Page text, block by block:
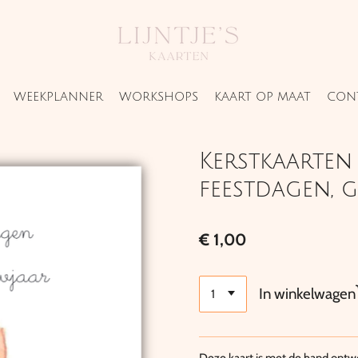
WEEKPLANNER WORKSHOPS KAART OP MAAT
feestdagen,
€ 1,00
In winkelwagen